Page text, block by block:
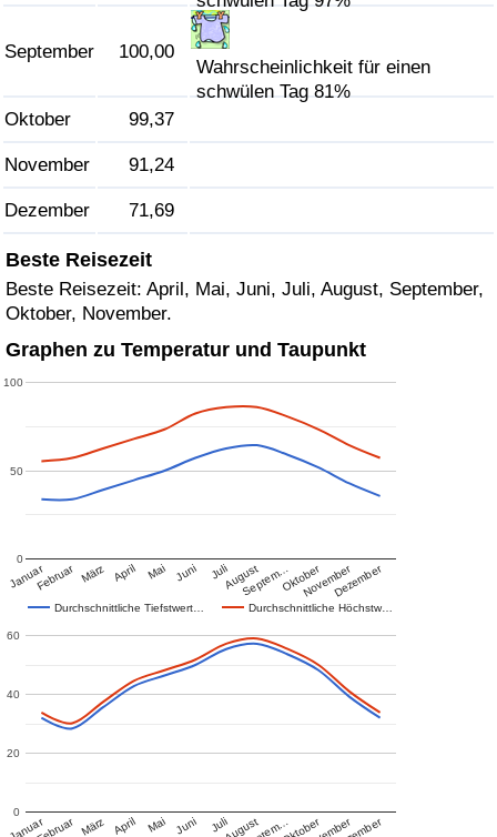
September 100,00
Wahrscheinlichkeit für einen
schwülen Tag 81%
Oktober
99,37
November 91,24
Dezember 71,69
Beste Reisezeit
Beste Reisezeit: April, Mai, Juni, Juli, August, September,
Oktober, November.
Graphen zu Temperatur und Taupunkt
Durchschnittliche Tiefstwert… Durchschnittliche Höchstw…
JanuarFebruar März April Mai Juni JuliAugustSeptem…OktoberNovemberDezember
0
50
100
JanuarFebruar März April Mai Juni JuliAugust Oktober
0
20
40
60
Verkehrs-Index nach Land